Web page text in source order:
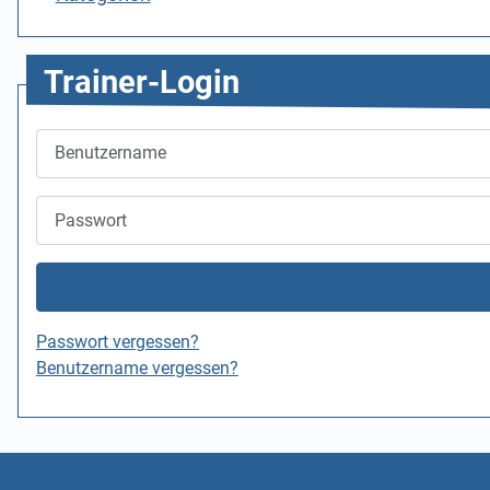
Trainer-Login
Passwort vergessen?
Benutzername vergessen?